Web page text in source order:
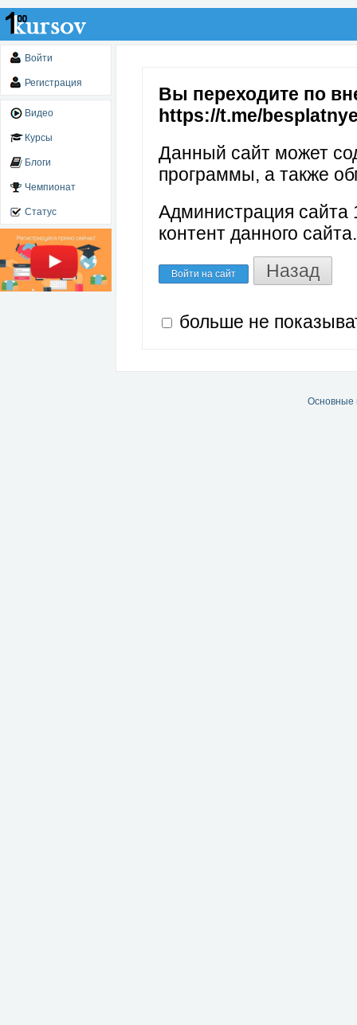
Войти
Регистрация
Видео
Курсы
Блоги
Чемпионат
Статус
Вы переходите по
https://t.me/
Данный сайт может
программы, а также
Администрация сайта
контент данного сайта.
Войти на сайт Назад
больше не
Основные